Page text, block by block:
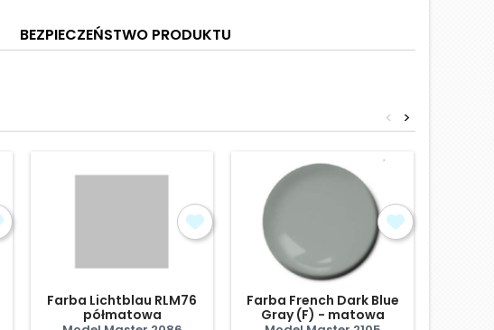
BEZPIECZEŃSTWO PRODUKTU
>
<
Farba Lichtblau RLM76
półmatowa
Farba French Dark Blue
Gray (F) - matowa